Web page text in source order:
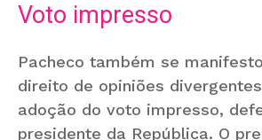
Voto impresso
Pacheco também se
direito de opiniões
adoção do voto impresso,
presidente da República. O